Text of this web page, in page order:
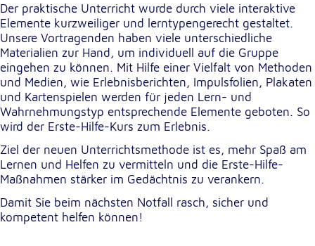
Der praktische Unterricht wurde durch viele interaktive
Elemente kurzweiliger und lerntypengerecht gestaltet.
Unsere Vortragenden haben viele unterschiedliche
Materialien zur Hand, um individuell auf die Gruppe
eingehen zu können. Mit Hilfe einer Vielfalt von Methoden
und Medien, wie Erlebnisberichten, Impulsfolien, Plakaten
und Kartenspielen werden für jeden Lern- und
Wahrnehmungstyp entsprechende Elemente geboten. So
wird der Erste-Hilfe-Kurs zum Erlebnis.
Ziel der neuen Unterrichtsmethode ist es, mehr Spaß am
Lernen und Helfen zu vermitteln und die Erste-Hilfe-
Maßnahmen stärker im Gedächtnis zu verankern.
Damit Sie beim nächsten Notfall rasch, sicher und
kompetent helfen können!
Statistik
Statistik Cookies erfassen Informationen anonym.
Diese Informationen helfen uns zu verstehen, wie
unsere Besucher unsere Website nutzen.
Google Analytics
Name:
_ga, _gid, _gac_gb_
Google LLC